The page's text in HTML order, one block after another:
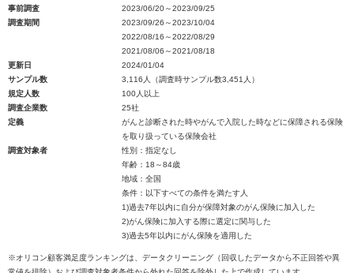
事前調査
2023/06/20～2023/09/25
調査期間
2023/09/26～2023/10/04
2022/08/16～2022/08/29
2021/08/06～2021/08/18
更新日
2024/01/04
サンプル数
3,116人（調査時サンプル数3,451人）
規定人数
100人以上
調査企業数
25社
定義
がんと診断された時やがんで入院した時などに保障される保険
を取り扱っている保険会社
調査対象者
性別：指定なし
年齢：18～84歳
地域：全国
条件：以下すべての条件を満たす人
1)過去7年以内に自分が保障対象のがん保険に加入した
2)がん保険に加入する際に選定に関与した
3)過去5年以内にがん保険を適用した
※オリコン顧客満足度ランキングは、データクリーニング（回収したデータから不正回答や異